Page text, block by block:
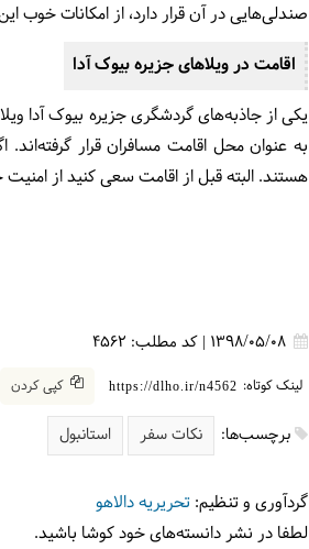
صندلی‌هایی در آن قرار دارد، از امکانات خوب
اقامت در ویلاهای جزیره بیوک آدا
یکی از جاذبه‌های گردشگری جزیره بیوک آدا
به عنوان محل اقامت مسافران قرار
هستند. البته قبل از اقامت سعی کنید از
1398/05/08
| کد مطلب: 4562
لینک کوتاه: https://dlho.ir/n4562 کپی کردن
برچسب‌ها: نکات سفر استانبول
گردآوری و تنظیم: تحریریه دالاهو
لطفا در نشر دانسته‌های خود کوشا باشید.